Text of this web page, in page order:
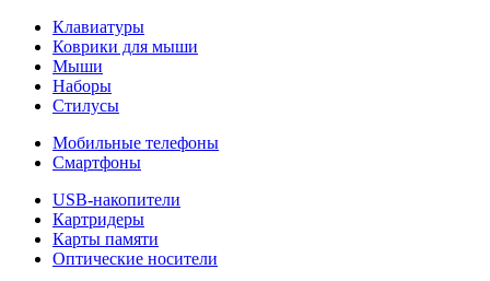
Клавиатуры
Коврики для мыши
Мыши
Наборы
Стилусы
Мобильные телефоны
Смартфоны
USB-накопители
Картридеры
Карты памяти
Оптические носители